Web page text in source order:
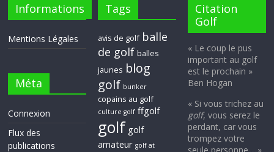
Informations
Mentions Légales
Méta
Connexion
Flux des
publications
Tags
avis de golf balle
de golf balles
jaunes blog
golf bunker
copains au golf
culture golf ffgolf
golf golf
amateur golf at
Citation
Golf
« Le coup le pus
important au golf
est le prochain »
Ben Hogan
« Si vous trichez au
golf, vous serez le
perdant, car vous
trompez votre
seule personne… »